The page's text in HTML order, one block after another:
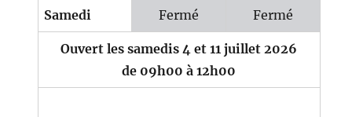
Samedi Fermé Fermé
Ouvert les samedis 4 et 11 juillet 2026
de 09h00 à 12h00